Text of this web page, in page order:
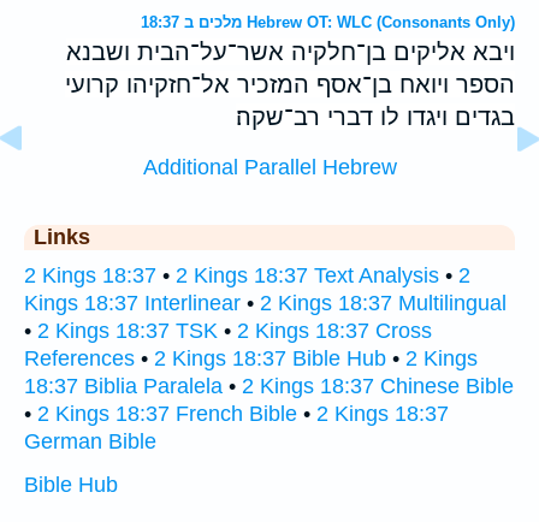
מלכים ב 18:37 Hebrew OT: WLC (Consonants Only)
ויבא אליקים בן־חלקיה אשר־על־הבית ושבנא
הספר ויואח בן־אסף המזכיר אל־חזקיהו קרועי
בגדים ויגדו לו דברי רב־שקה׃
Additional Parallel Hebrew
Links
2 Kings 18:37 • 2 Kings 18:37 Text Analysis • 2
Kings 18:37 Interlinear • 2 Kings 18:37 Multilingual
• 2 Kings 18:37 TSK • 2 Kings 18:37 Cross
References • 2 Kings 18:37 Bible Hub • 2 Kings
18:37 Biblia Paralela • 2 Kings 18:37 Chinese Bible
• 2 Kings 18:37 French Bible • 2 Kings 18:37
German Bible
Bible Hub